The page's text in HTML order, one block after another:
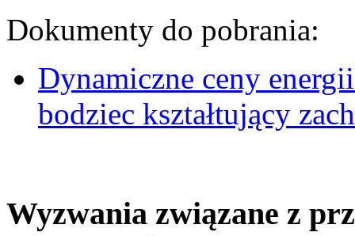
Dokumenty do pobrania:
Dynamiczne ceny
bodziec kształtujący
Wyzwania związane z